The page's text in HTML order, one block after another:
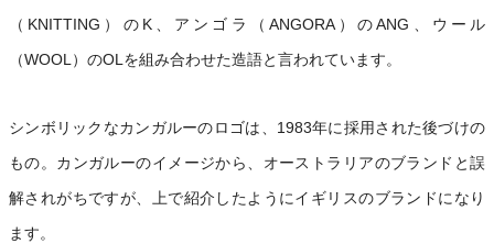
（KNITTING）のK、アンゴラ（ANGORA）のANG、ウール
（WOOL）のOLを組み合わせた造語と言われています。
シンボリックなカンガルーのロゴは、1983年に採用された後づけの
もの。カンガルーのイメージから、オーストラリアのブランドと誤
解されがちですが、上で紹介したようにイギリスのブランドになり
ます。